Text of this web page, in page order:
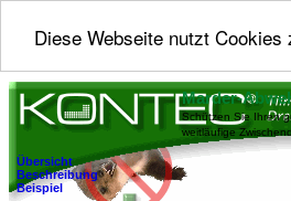
Diese Webseite nutzt
Marder-
Schützen Sie Ihren
weitläufige
Übersicht
Beschreibung
Beispiel